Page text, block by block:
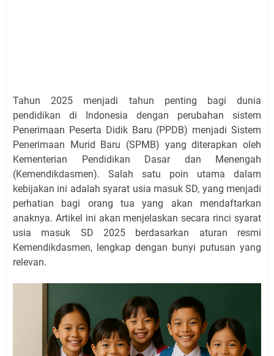
Tahun 2025 menjadi tahun penting bagi dunia
pendidikan di Indonesia dengan perubahan sistem
Penerimaan Peserta Didik Baru (PPDB) menjadi Sistem
Penerimaan Murid Baru (SPMB) yang diterapkan oleh
Kementerian Pendidikan Dasar dan Menengah
(Kemendikdasmen). Salah satu poin utama dalam
kebijakan ini adalah syarat usia masuk SD, yang menjadi
perhatian bagi orang tua yang akan mendaftarkan
anaknya. Artikel ini akan menjelaskan secara rinci syarat
usia masuk SD 2025 berdasarkan aturan resmi
Kemendikdasmen, lengkap dengan bunyi putusan yang
relevan.